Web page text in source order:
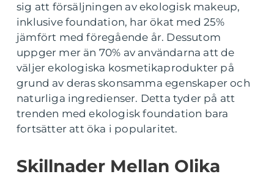
sig att försäljningen av ekologisk makeup,
inklusive foundation, har ökat med 25%
jämfört med föregående år. Dessutom
uppger mer än 70% av användarna att de
väljer ekologiska kosmetikaprodukter på
grund av deras skonsamma egenskaper och
naturliga ingredienser. Detta tyder på att
trenden med ekologisk foundation bara
fortsätter att öka i popularitet.
Skillnader Mellan Olika